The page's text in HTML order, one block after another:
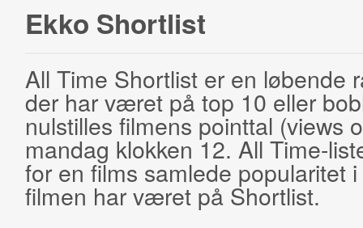
Ekko Shortlist
All Time Shortlist er en løbende
der har været på top 10 eller
nulstilles filmens pointtal (views
mandag klokken 12. All Time-
for en films samlede popularitet
filmen har været på Shortlist.